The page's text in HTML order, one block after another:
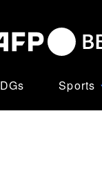
Sports